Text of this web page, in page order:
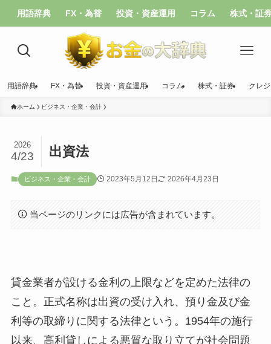
用語辞典 FX・為替 投資・資産運用 コラム 株式・証
用語辞典 FX・為替 投資・資産運用 コラム 株式・証券 クレ
ホーム ビジネス・企業・会計
出資法
2026
4/23
ビジネス・企業・会計 2023年5月12日 2026年4月23日
当ページのリンクには広告が含まれています。
貸金業者が設ける金利の上限などを定めた法律の
こと。正式名称は出資の受け入れ、預り金及び金
利等の取締りに関する法律という。1954年の施行
以来、高利貸しによる悪質な取り立てが社会問題